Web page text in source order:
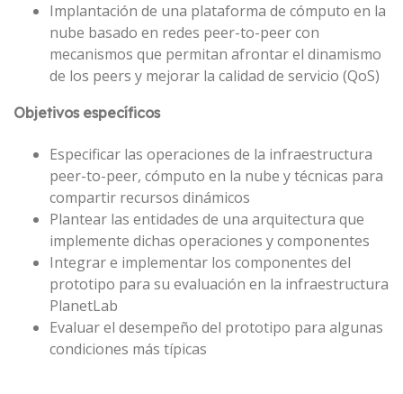
Implantación de una plataforma de cómputo en la
nube basado en redes peer-to-peer con
mecanismos que permitan afrontar el dinamismo
de los peers y mejorar la calidad de servicio (QoS)
Objetivos específicos
Especificar las operaciones de la infraestructura
peer-to-peer, cómputo en la nube y técnicas para
compartir recursos dinámicos
Plantear las entidades de una arquitectura que
implemente dichas operaciones y componentes
Integrar e implementar los componentes del
prototipo para su evaluación en la infraestructura
PlanetLab
Evaluar el desempeño del prototipo para algunas
condiciones más típicas